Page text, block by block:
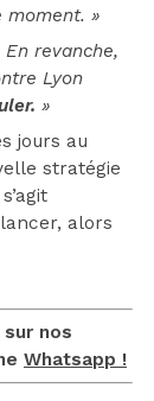
moment. »
En revanche,
Lyon
»
jours au
stratégie
alors
nos
Whatsapp !